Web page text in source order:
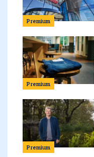
Premium
Premium
Premium